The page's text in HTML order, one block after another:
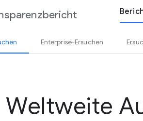
Enterprise-Ersuchen
Weltweite